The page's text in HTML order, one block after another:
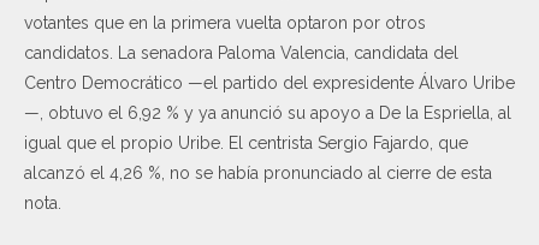
votantes que en la primera vuelta optaron por otros
candidatos. La senadora Paloma Valencia, candidata del
Centro Democrático —el partido del expresidente Álvaro Uribe
—, obtuvo el 6,92 % y ya anunció su apoyo a De la Espriella, al
igual que el propio Uribe. El centrista Sergio Fajardo, que
alcanzó el 4,26 %, no se había pronunciado al cierre de esta
nota.